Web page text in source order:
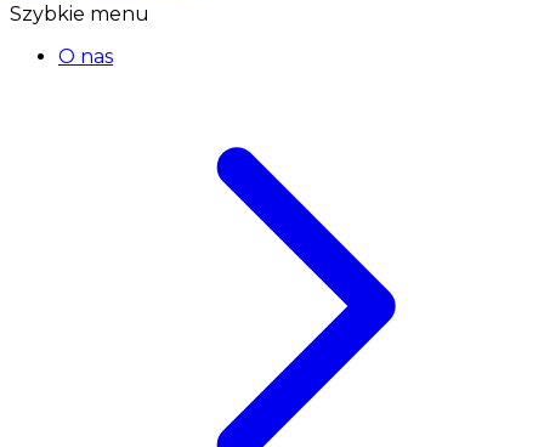
Szybkie menu
O nas